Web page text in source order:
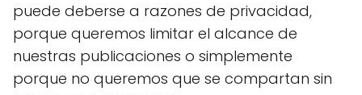
puede deberse a razones de privacidad,
porque queremos limitar el alcance de
nuestras publicaciones o simplemente
porque no queremos que se compartan sin